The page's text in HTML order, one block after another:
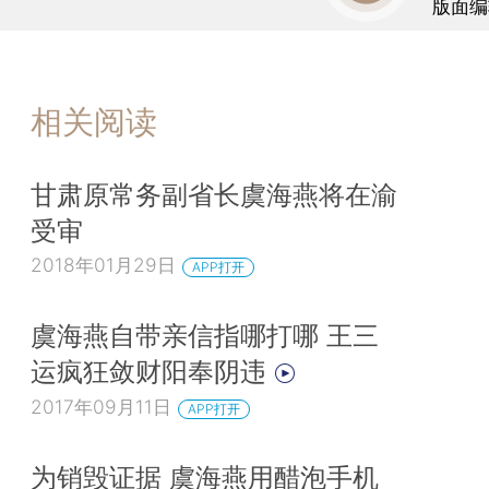
版面
相关阅读
甘肃原常务副省长虞海燕将在渝
受审
2018年01月29日 APP打开
虞海燕自带亲信指哪打哪 王三
运疯狂敛财阳奉阴违
2017年09月11日 APP打开
为销毁证据 虞海燕用醋泡手机